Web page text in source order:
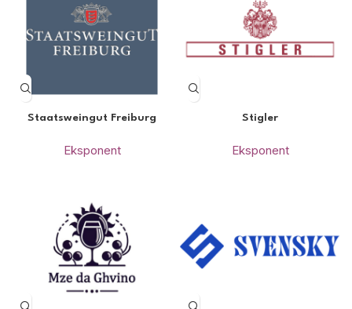
Staatsweingut Freiburg
Eksponent
Stigler
Eksponent